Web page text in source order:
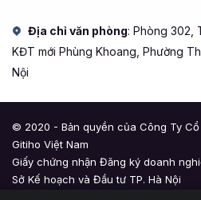
Địa chỉ văn phòng: Phòng 302,
KĐT mới Phùng Khoang, Phường
Nội
© 2020 - Bản quyền của Công Ty
Gitiho Việt Nam
Giấy chứng nhận Đăng ký doanh
Sở Kế hoạch và Đầu tư TP. Hà Nội